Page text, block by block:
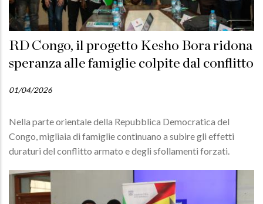
RD Congo, il progetto Kesho Bora ridona
speranza alle famiglie colpite dal conflitto
01/04/2026
Nella parte orientale della Repubblica Democratica del
Congo, migliaia di famiglie continuano a subire gli effetti
duraturi del conflitto armato e degli sfollamenti forzati.